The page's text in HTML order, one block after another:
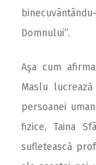
Domnului”.
Aşa cum
Maslu
persoanei
fizice, Taina
sufletească